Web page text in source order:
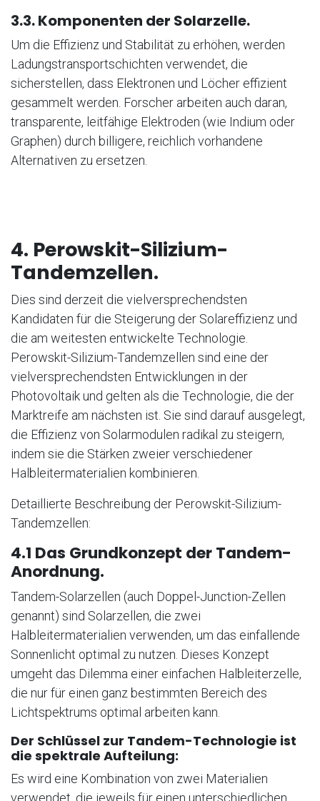
3.3. Komponenten der Solarzelle.
Um die Effizienz und Stabilität zu erhöhen, werden
Ladungstransportschichten verwendet, die
sicherstellen, dass Elektronen und Löcher effizient
gesammelt werden. Forscher arbeiten auch daran,
transparente, leitfähige Elektroden (wie Indium oder
Graphen) durch billigere, reichlich vorhandene
Alternativen zu ersetzen.
4. Perowskit-Silizium-
Tandemzellen.
Dies sind derzeit die vielversprechendsten
Kandidaten für die Steigerung der Solareffizienz und
die am weitesten entwickelte Technologie.
Perowskit-Silizium-Tandemzellen sind eine der
vielversprechendsten Entwicklungen in der
Photovoltaik und gelten als die Technologie, die der
Marktreife am nächsten ist. Sie sind darauf ausgelegt,
die Effizienz von Solarmodulen radikal zu steigern,
indem sie die Stärken zweier verschiedener
Halbleitermaterialien kombinieren.
Detaillierte Beschreibung der Perowskit-Silizium-
Tandemzellen:
4.1 Das Grundkonzept der Tandem-
Anordnung.
Tandem-Solarzellen (auch Doppel-Junction-Zellen
genannt) sind Solarzellen, die zwei
Halbleitermaterialien verwenden, um das einfallende
Sonnenlicht optimal zu nutzen. Dieses Konzept
umgeht das Dilemma einer einfachen Halbleiterzelle,
die nur für einen ganz bestimmten Bereich des
Lichtspektrums optimal arbeiten kann.
Der Schlüssel zur Tandem-Technologie ist
die spektrale Aufteilung:
Es wird eine Kombination von zwei Materialien